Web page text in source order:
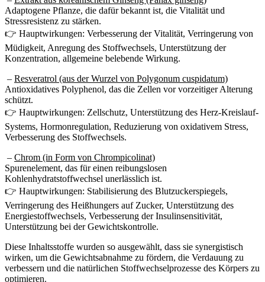
Stressresistenz zu stärken.
👉 Hauptwirkungen: Verbesserung der Vitalität, Verringerung von
Müdigkeit, Anregung des Stoffwechsels, Unterstützung der
Konzentration, allgemeine belebende Wirkung.
Antioxidatives Polyphenol, das die Zellen vor vorzeitiger Alterung
schützt.
👉 Hauptwirkungen: Zellschutz, Unterstützung des Herz-Kreislauf-
Systems, Hormonregulation, Reduzierung von oxidativem Stress,
Verbesserung des Stoffwechsels.
Spurenelement, das für einen reibungslosen
Kohlenhydratstoffwechsel unerlässlich ist.
👉 Hauptwirkungen: Stabilisierung des Blutzuckerspiegels,
Verringerung des Heißhungers auf Zucker, Unterstützung des
Energiestoffwechsels, Verbesserung der Insulinsensitivität,
Unterstützung bei der Gewichtskontrolle.
wirken, um die Gewichtsabnahme zu fördern, die Verdauung zu
verbessern und die natürlichen Stoffwechselprozesse des Körpers zu
optimieren.